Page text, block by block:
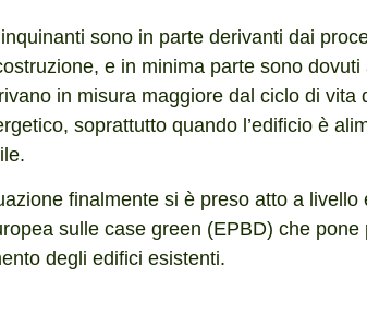
sono in parte derivanti dai
e in minima parte sono
in misura maggiore dal ciclo di vita
soprattutto quando l’edificio è
finalmente si è preso atto a livello
sulle case green (EPBD) che
degli edifici esistenti.